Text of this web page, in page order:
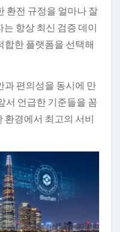
환전 규정을 얼마나 잘
항상 최신 검증 데이
합한 플랫폼을 선택해
과 편의성을 동시에 만
서 언급한 기준들을 꼼
환경에서 최고의 서비